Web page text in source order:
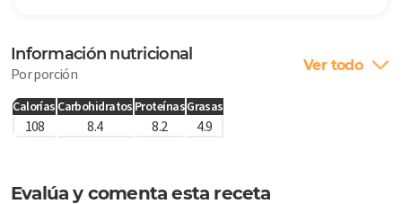
Información nutricional
Por porción Ver todo
Calorías Carbohidratos ProteínasGrasas
108 8.4 8.2 4.9
Evalúa y comenta esta receta